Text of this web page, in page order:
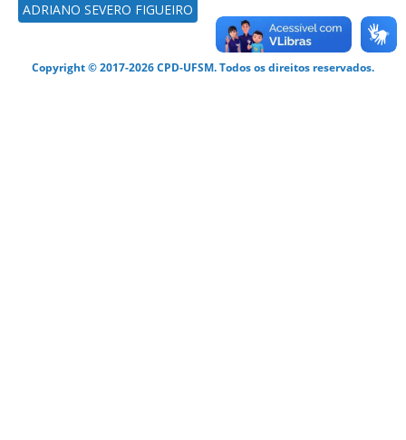
ADRIANO SEVERO FIGUEIRO
Copyright © 2017-2026 CPD-UFSM. Todos os direitos reservados.